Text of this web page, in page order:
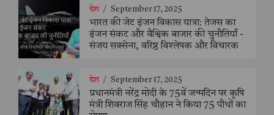
देश / September 17, 2025
भारत की जेट इंजन विकास यात्रा: तेजस का
इंजन संकट और वैश्विक बाजार की चुनौतियाँ -
संजय सक्सेना, वरिष्ठ विश्लेषक और विचारक
देश / September 17, 2025
प्रधानमंत्री नरेंद्र मोदी के 75वें जन्मदिन पर कृषि
मंत्री शिवराज सिंह चौहान ने किया 75 पौधों का